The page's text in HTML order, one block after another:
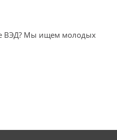
ВЭД? Мы ищем молодых